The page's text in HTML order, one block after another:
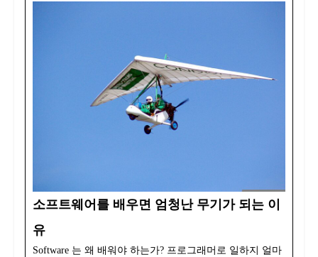
소프트웨어를 배우면 엄청난 무기가 되는 이
유
Software 는 왜 배워야 하는가? 프로그래머로 일하지 얼마